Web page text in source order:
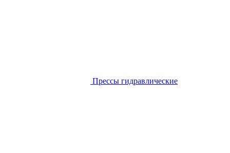
Прессы гидравлические